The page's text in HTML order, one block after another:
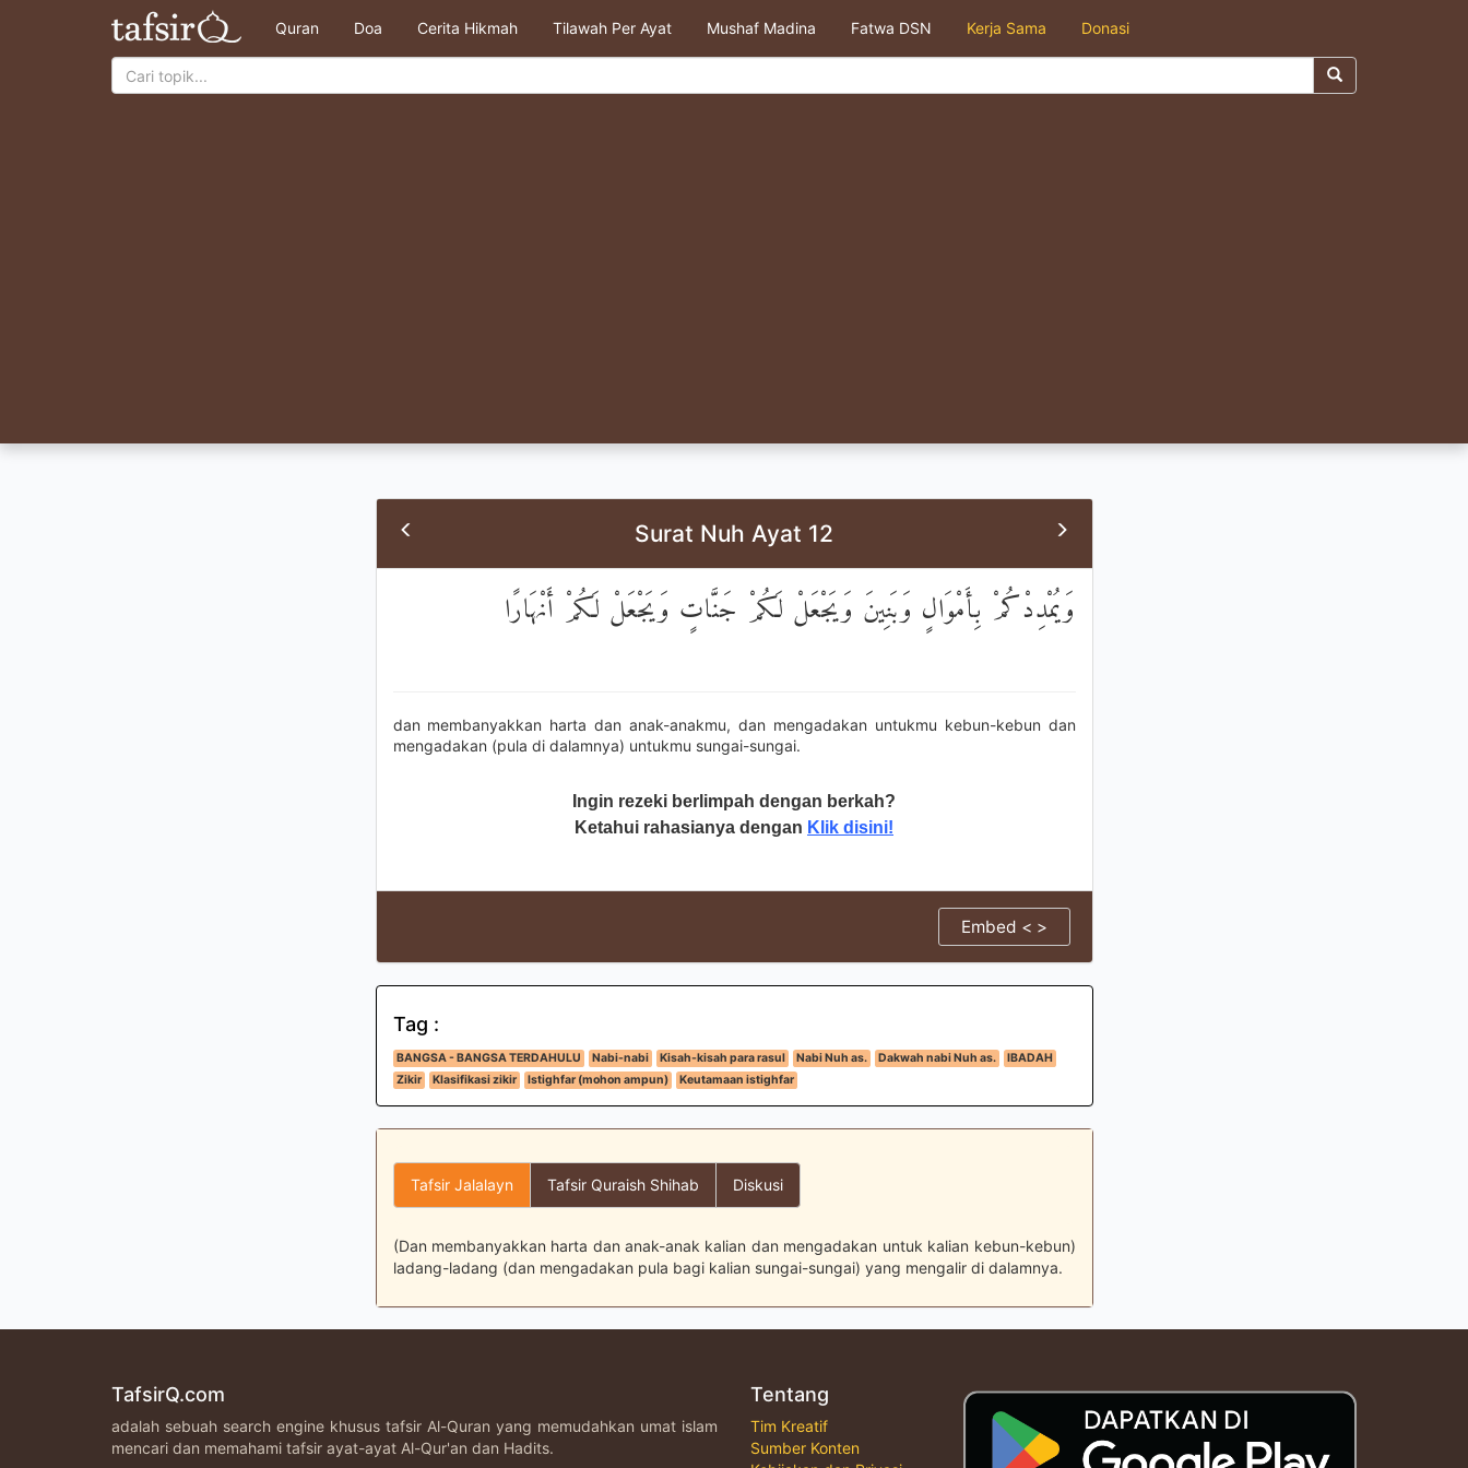
Quran Doa Cerita Hikmah Tilawah Per Ayat Mushaf Madina Fatwa DSN Kerja Sama Donasi
Surat Nuh Ayat 12
وَيُمْدِدْكُمْ بِأَمْوَالٍ وَبَنِينَ وَيَجْعَلْ لَكُمْ جَنَّاتٍ وَيَجْعَلْ لَكُمْ أَنْهَارًا
dan membanyakkan harta dan anak-anakmu, dan mengadakan untukmu kebun-kebun dan
mengadakan (pula di dalamnya) untukmu sungai-sungai.
Ingin rezeki berlimpah dengan berkah?
Ketahui rahasianya dengan Klik disini!
Embed < >
Tag :
BANGSA - BANGSA TERDAHULU Nabi-nabi Kisah-kisah para rasul Nabi Nuh as. Dakwah nabi Nuh as.
IBADAH
Zikir
Klasifikasi zikir Istighfar (mohon ampun) Keutamaan istighfar
Tafsir Jalalayn Tafsir Quraish Shihab Diskusi
(Dan membanyakkan harta dan anak-anak kalian dan mengadakan untuk kalian kebun-kebun)
ladang-ladang (dan mengadakan pula bagi kalian sungai-sungai) yang mengalir di dalamnya.
TafsirQ.com
adalah sebuah search engine khusus tafsir Al-Quran yang memudahkan umat islam
mencari dan memahami tafsir ayat-ayat Al-Qur'an dan Hadits.
Tentang
Tim Kreatif
Sumber Konten